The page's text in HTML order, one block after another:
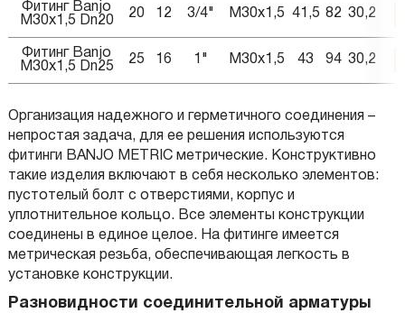
Фитинг Banjo
M30x1,5 Dn20
20 12 3/4" M30x1,5 41,5 82 30,2
Фитинг Banjo
M30x1,5 Dn25
25 16 1" M30x1,5 43 94 30,2
Организация надежного и герметичного соединения –
непростая задача, для ее решения используются
фитинги BANJO METRIC метрические. Конструктивно
такие изделия включают в себя несколько элементов:
пустотелый болт с отверстиями, корпус и
уплотнительное кольцо. Все элементы конструкции
соединены в единое целое. На фитинге имеется
метрическая резьба, обеспечивающая легкость в
установке конструкции.
Разновидности соединительной арматуры